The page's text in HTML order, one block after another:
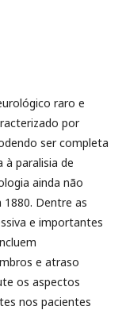
raro e
por
ser completa
à paralisia de
ainda não
Dentre as
e importantes
e atraso
os aspectos
nos pacientes